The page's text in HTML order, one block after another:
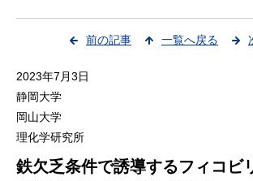
前の記事 一覧へ戻る
2023年7月3日
静岡大学
岡山大学
理化学研究所
鉄欠乏条件で誘導するフィコビ